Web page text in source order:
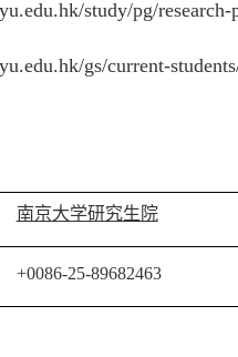
study/pg/
gs/current-
南京大学研究生院
+0086-25-89682463